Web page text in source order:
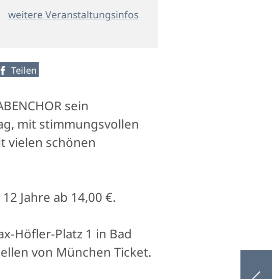
weitere Veranstaltungsinfos
Teilen
sein
mit stimmungsvollen
vielen schönen
Jahre ab 14,00 €.
Höfler-Platz 1 in Bad
von München Ticket.